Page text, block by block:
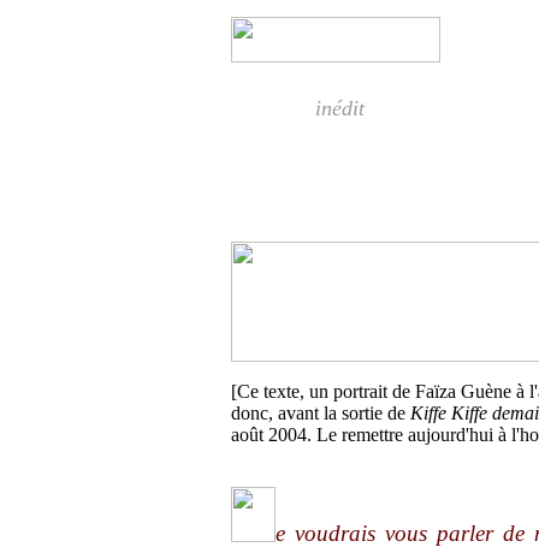
inédit
[Ce texte, un portrait de Faïza Guène à
donc, avant la sortie de Kiffe Kiffe
août 2004. Le remettre aujourd'hui à
e voudrais vous parler de